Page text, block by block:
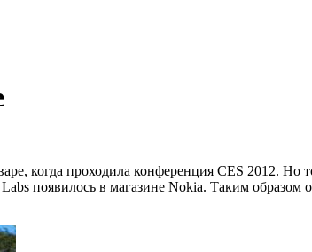
когда проходила конференция CES 2012.
появилось в магазине Nokia. Таким образом